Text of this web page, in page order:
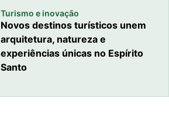
Turismo e inovação
Novos destinos turísticos unem
arquitetura, natureza e
experiências únicas no Espírito
Santo